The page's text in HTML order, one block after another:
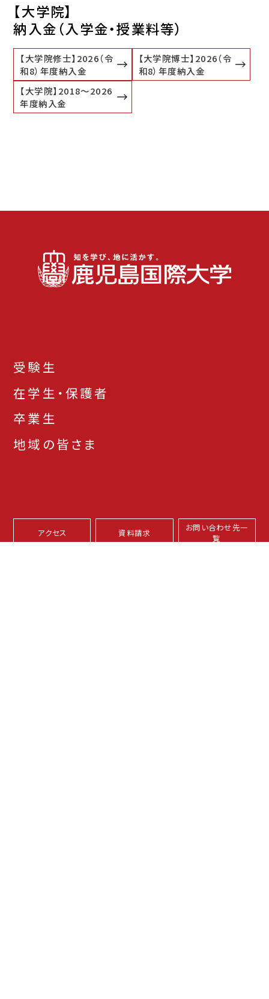
【大学院】
納入金（入学金・授業料等）
【大学院修士】2026（令
和8）年度納入金
【大学院博士】2026（令
和8）年度納入金
【大学院】2018～2026
年度納入金
受験生
在学生・保護者
卒業生
地域の皆さま
アクセス 資料請求
お問い合わせ先一
覧